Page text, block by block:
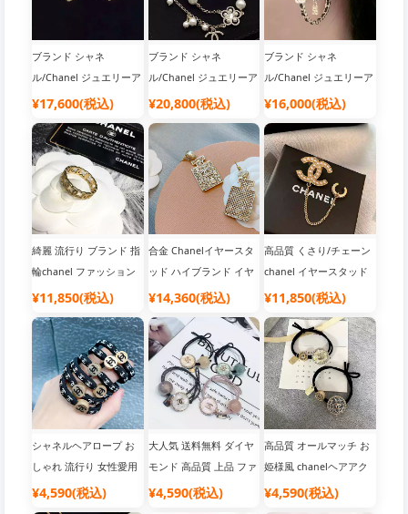
ブランド シャネ
ル/Chanel ジュエリーア
クセサリー
¥17,600(税込)
ブランド シャネ
ル/Chanel ジュエリーア
クセサリー
¥20,800(税込)
ブランド シャネ
ル/Chanel ジュエリーア
クセサリー
¥16,000(税込)
綺麗 流行り ブランド 指
輪chanel ファッション
アクセサリー 送料無料
アリー chanel 恋人への
プレゼント
¥11,850(税込)
合金 Chanelイヤースタ
ッド ハイブランド イヤ
リング 綺麗 ファッショ
ン 大人気 Chanel ロゴ付
き 珍珠 ラグジュアリー
送料無料
¥14,360(税込)
高品質 くさり/チェーン
chanel イヤースタッド
送料無料 大人気 豪華
クセサリー 新作
¥11,850(税込)
シャネルヘアロープ お
しゃれ 流行り 女性愛用
シンプル風 ブランド 送
¥4,590(税込)
大人気 送料無料 ダイヤ
モンド 高品質 上品 ファ
ッションアクセサリー
¥4,590(税込)
高品質 オールマッチ お
姫様風 chanelヘアアク
セサリー Chanel 女性愛
¥4,590(税込)